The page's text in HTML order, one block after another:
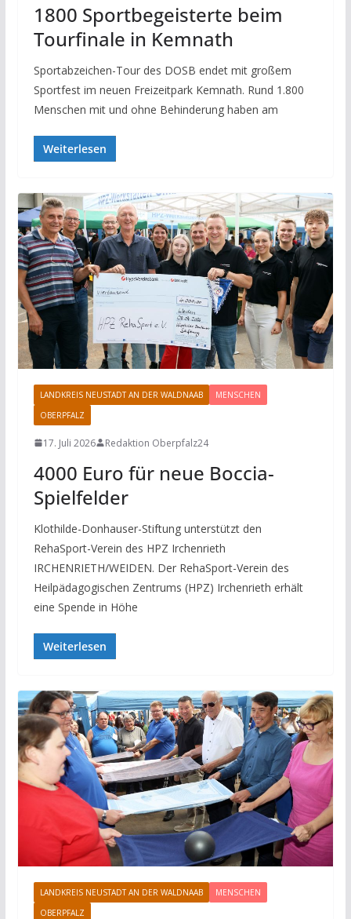
1800 Sportbegeisterte beim
Tourfinale in Kemnath
Sportabzeichen-Tour des DOSB endet mit großem
Sportfest im neuen Freizeitpark Kemnath. Rund 1.800
Menschen mit und ohne Behinderung haben am
Weiterlesen
LANDKREIS NEUSTADT AN DER WALDNAAB
MENSCHEN
OBERPFALZ
17. Juli 2026 Redaktion Oberpfalz24
4000 Euro für neue Boccia-
Spielfelder
Klothilde-Donhauser-Stiftung unterstützt den
RehaSport-Verein des HPZ Irchenrieth
IRCHENRIETH/WEIDEN. Der RehaSport-Verein des
Heilpädagogischen Zentrums (HPZ) Irchenrieth erhält
eine Spende in Höhe
Weiterlesen
LANDKREIS NEUSTADT AN DER WALDNAAB
MENSCHEN
OBERPFALZ